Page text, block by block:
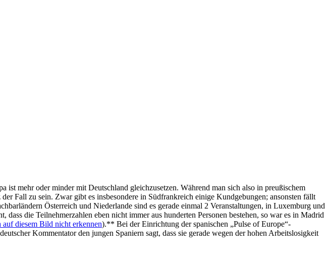
ist mehr oder minder mit Deutschland gleichzusetzen. Während man sich also in preußischem
Fall zu sein. Zwar gibt es insbesondere in Südfrankreich einige Kundgebungen; ansonsten fällt
Österreich und Niederlande sind es gerade einmal 2 Veranstaltungen, in Luxemburg und
die Teilnehmerzahlen eben nicht immer aus hunderten Personen bestehen, so war es in Madrid
auf diesem Bild nicht erkennen).** Bei der Einrichtung der spanischen „Pulse of Europe“-
Kommentator den jungen Spaniern sagt, dass sie gerade wegen der hohen Arbeitslosigkeit